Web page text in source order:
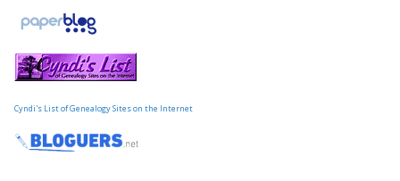
e
c
t
r
Cyndi's List of Genealogy Sites on the Internet